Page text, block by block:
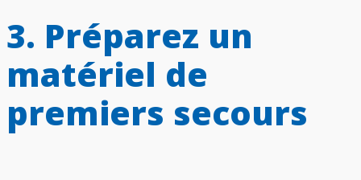
3. Préparez un
matériel de
premiers secours